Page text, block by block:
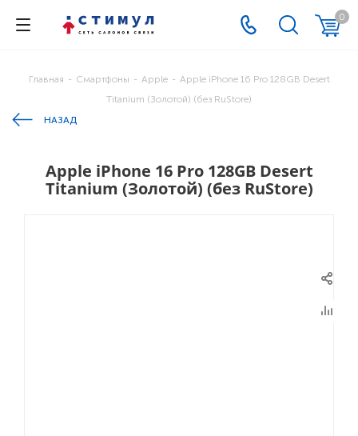
0
Главная - Смартфоны - Apple - Apple iPhone 16 Pro 128GB Desert
Titanium (Золотой) (без RuStore)
НАЗАД
Apple iPhone 16 Pro 128GB Desert
Titanium (Золотой) (без RuStore)